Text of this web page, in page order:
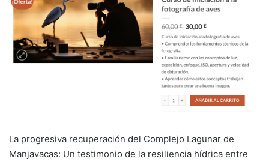
La progresiva recuperación del Complejo Lagunar de
Manjavacas: Un testimonio de la resiliencia hídrica entre